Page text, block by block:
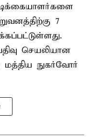
7
செயலியான
மத்திய நுகர்வோர்